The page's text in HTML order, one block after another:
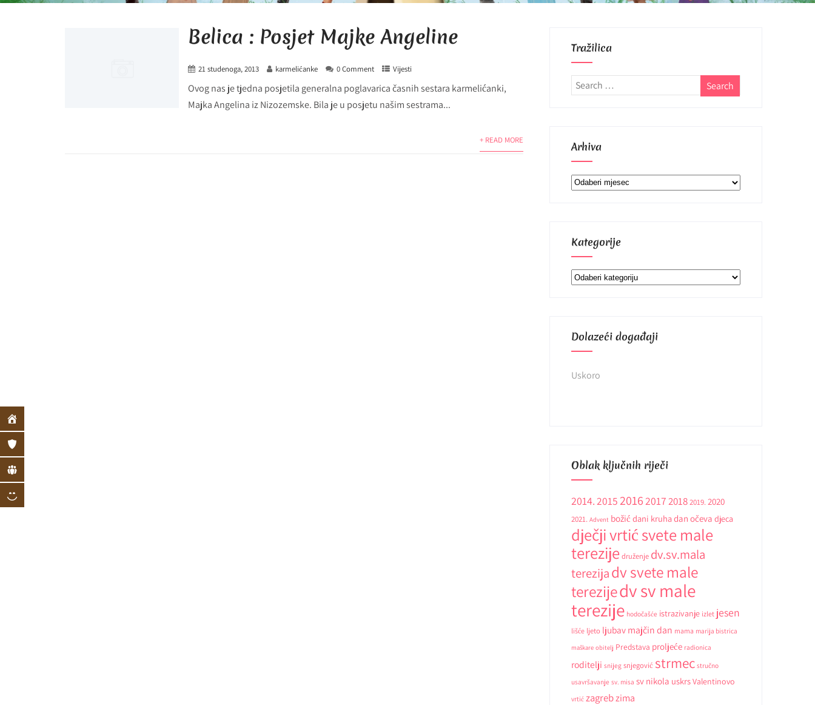
Belica : Posjet Majke Angeline
21 studenoga, 2013 karmelićanke 0 Comment Vijesti
Ovog nas je tjedna posjetila generalna poglavarica časnih sestara karmelićanki,
Majka Angelina iz Nizozemske. Bila je u posjetu našim sestrama...
+ READ MORE
Tražilica
Arhiva
Arhiva
Kategorije
Kategorije
Dolazeći događaji
Uskoro
Oblak ključnih riječi
2014.20152016201720182019.2020
2021. Advent božić dani kruhadan očeva djeca
dječji vrtić svete male
terezijedruženje dv.sv.mala
terezijadv svete male
terezijedv sv male
terezije hodočašće istrazivanje izlet jesen
lišće ljeto ljubav majčin dan mama marija bistrica
maškare obitelj Predstava proljeće radionica
roditelji snijeg snjegović strmec stručno
usavršavanje sv. misa sv nikola uskrsValentinovo
vrtić zagrebzima